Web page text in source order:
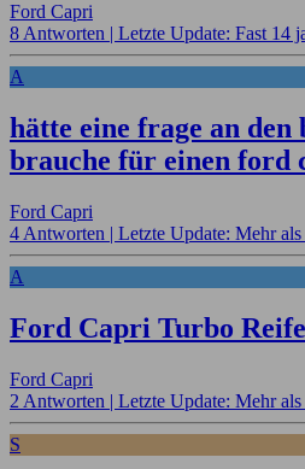
Ford Capri
8 Antworten | Letzte Update: Fast 14
A
hätte eine frage an den
brauche für einen ford
Ford Capri
4 Antworten | Letzte Update: Mehr
A
Ford Capri Turbo
Ford Capri
2 Antworten | Letzte Update: Mehr
S